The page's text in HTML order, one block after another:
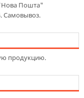
Пошта"
Самовывоз.
продукцию.